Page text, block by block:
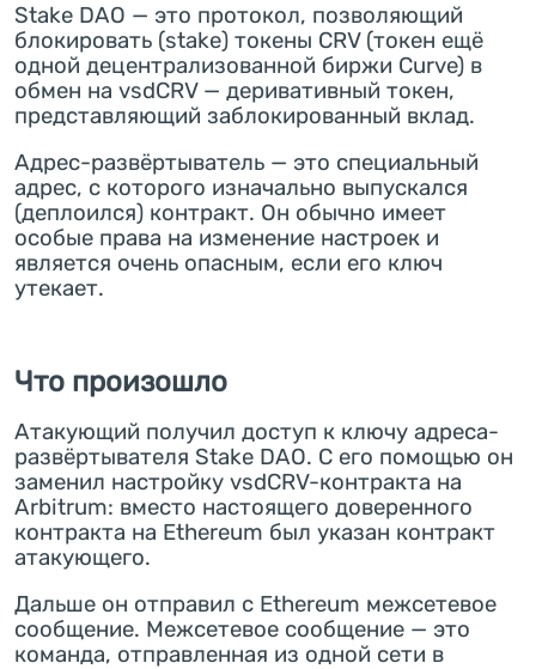
Stake DAO — это протокол, позволяющий
блокировать (stake) токены CRV (токен ещё
одной децентрализованной биржи Curve) в
обмен на vsdCRV — деривативный токен,
представляющий заблокированный вклад.
Адрес-развёртыватель — это специальный
адрес, с которого изначально выпускался
(деплоился) контракт. Он обычно имеет
особые права на изменение настроек и
является очень опасным, если его ключ
утекает.
Что произошло
Атакующий получил доступ к ключу адреса-
развёртывателя Stake DAO. С его помощью он
заменил настройку vsdCRV-контракта на
Arbitrum: вместо настоящего доверенного
контракта на Ethereum был указан контракт
атакующего.
Дальше он отправил с Ethereum межсетевое
сообщение. Межсетевое сообщение — это
команда, отправленная из одной сети в